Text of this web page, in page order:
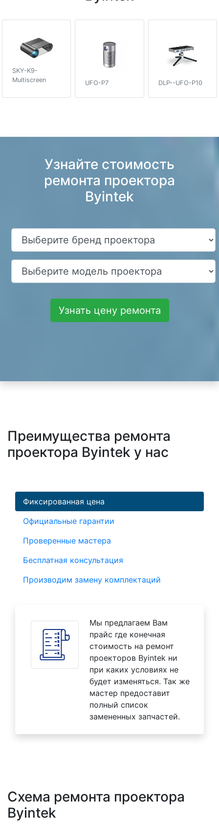
SKY-K9-
Multiscreen
UFO-P7 DLP--UFO-P10
Узнайте стоимость
ремонта проектора
Byintek
Узнать цену ремонта
Преимущества ремонта
проектора Byintek у нас
Фиксированная цена
Официальные гарантии
Проверенные мастера
Бесплатная консультация
Производим замену комплектаций
Мы предлагаем Вам
прайс где конечная
стоимость на ремонт
проекторов Byintek ни
при каких условиях не
будет изменяться. Так же
мастер предоставит
полный список
замененных запчастей.
Схема ремонта проектора
Byintek